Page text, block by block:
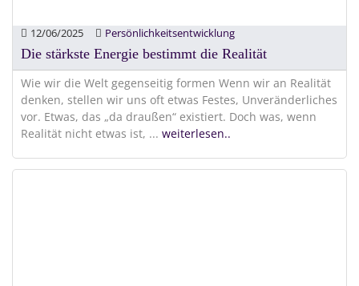
12/06/2025 Persönlichkeitsentwicklung
Die stärkste Energie bestimmt die Realität
Wie wir die Welt gegenseitig formen Wenn wir an Realität
denken, stellen wir uns oft etwas Festes, Unveränderliches
vor. Etwas, das „da draußen“ existiert. Doch was, wenn
Realität nicht etwas ist, ... weiterlesen..